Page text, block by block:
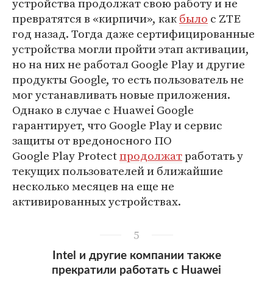
превратятся в «кирпичи», какбыло с ZTE
год назад. Тогда даже сертифицированные
устройства могли пройти этап активации,
но на них не работал Google Play и другие
продукты Google, то есть пользователь не
мог устанавливать новые приложения.
Однако в случае с Huawei Google
гарантирует, что Google Play и сервис
защиты от вредоносного ПО
Google Play Protectпродолжатработать у
текущих пользователей и ближайшие
несколько месяцев на еще не
активированных устройствах.
5
Intel и другие компании также
прекратили работать с Huawei